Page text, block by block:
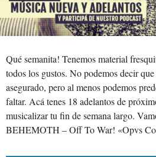
Qué semanita! Tenemos material
todos los gustos. No podemos decir
asegurado, pero al menos podemos
faltar. Acá tenes 18 adelantos de
musicalizar tu fin de semana largo.
BEHEMOTH – Off To War! «Opvs